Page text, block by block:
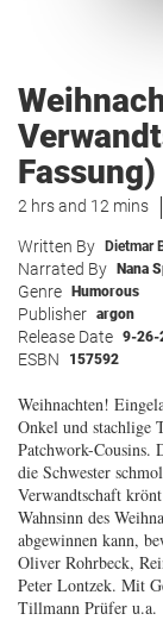
Fassung)
2 hrs and 12 mins
Written By Dietmar
Narrated By Nana
Genre Humorous
Publisher argon
Release Date 9-26-
ESBN 157592
Weihnachten!
Onkel und stachlige
Patchwork-Cousins.
die Schwester
Verwandtschaft
Wahnsinn des
abgewinnen kann,
Oliver Rohrbeck,
Peter Lontzek. Mit
Tillmann Prüfer u.a.